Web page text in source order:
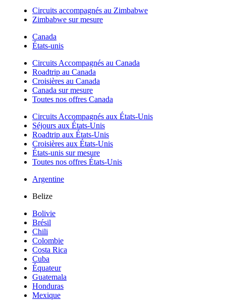
Circuits accompagnés au Zimbabwe
Zimbabwe sur mesure
Canada
États-unis
Circuits Accompagnés au Canada
Roadtrip au Canada
Croisières au Canada
Canada sur mesure
Toutes nos offres Canada
Circuits Accompagnés aux États-Unis
Séjours aux États-Unis
Roadtrip aux États-Unis
Croisières aux États-Unis
États-unis sur mesure
Toutes nos offres États-Unis
Argentine
Belize
Bolivie
Brésil
Chili
Colombie
Costa Rica
Cuba
Équateur
Guatemala
Honduras
Mexique